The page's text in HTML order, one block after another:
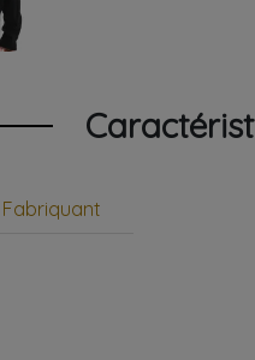
Fabriquant